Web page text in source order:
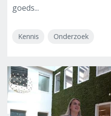
goeds...
Kennis Onderzoek